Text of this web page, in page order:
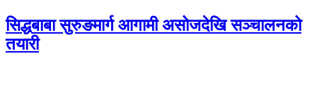
सिद्धबाबा सुरुङमार्ग आगामी असोजदेखि सञ्चालनको
तयारी